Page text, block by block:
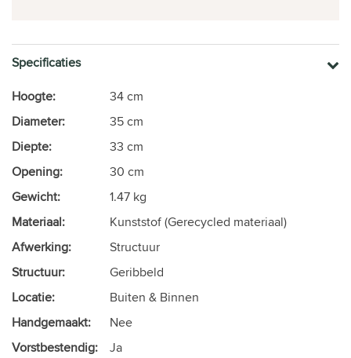
Specificaties
Hoogte:
34 cm
Diameter:
35 cm
Diepte:
33 cm
Opening:
30 cm
Gewicht:
1.47 kg
Materiaal:
Kunststof (Gerecycled materiaal)
Afwerking:
Structuur
Structuur:
Geribbeld
Locatie:
Buiten & Binnen
Handgemaakt:
Nee
Vorstbestendig:
Ja